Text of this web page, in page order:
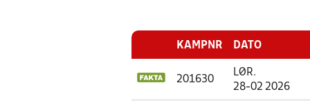
KAMPNR DATO
201630
LØR.
28-02 2026